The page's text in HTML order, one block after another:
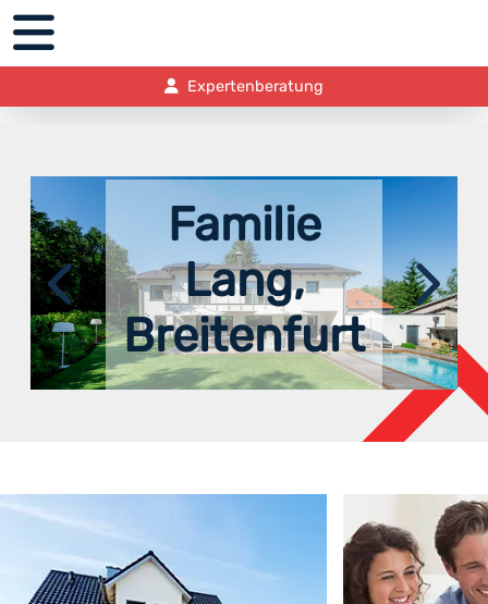
Expertenberatung
Vorher Nachher
Familie
Lang,
Breitenfurt